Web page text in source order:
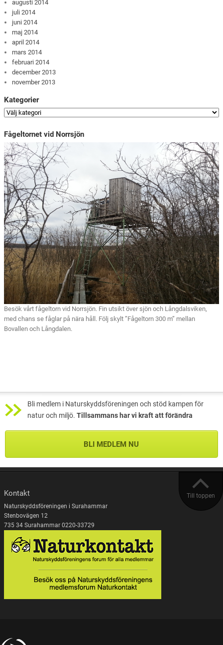
augusti 2014
juli 2014
juni 2014
maj 2014
april 2014
mars 2014
februari 2014
december 2013
november 2013
Kategorier
Fågeltornet vid Norrsjön
Besök vårt fågeltorn vid Norrsjön. Fin utsikt över sjön och Långdalsviken,
med chans se fåglar på nära håll. Följ skylt ”Fågeltorn 300 m” mellan
Bovallen och Långdalen.
Bli medlem i Naturskyddsföreningen och stöd kampen för
natur och miljö. Tillsammans har vi kraft att förändra
BLI MEDLEM NU
Till toppen
Kontakt
Naturskyddsföreningen i Surahammar
Stenbovägen 12
735 34 Surahammar 0220-33729